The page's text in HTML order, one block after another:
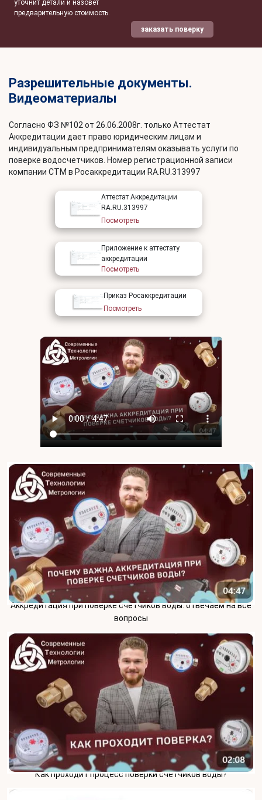
уточнит детали и назовёт
предварительную стоимость.
заказать поверку
Разрешительные документы.
Видеоматериалы
Согласно ФЗ №102 от 26.06.2008г. только Аттестат
Аккредитации дает право юридическим лицам и
индивидуальным предпринимателям оказывать услуги по
поверке водосчетчиков. Номер регистрационной записи
компании СТМ в Росаккредитации RA.RU.313997
Аттестат Аккредитации
RA.RU.313997
Посмотреть
Приложение к аттестату
аккредитации
Посмотреть
Приказ Росаккредитации
Посмотреть
Аккредитация при поверке счетчиков воды: отвечаем на все
вопросы
Как проходит процесс поверки счетчиков воды?